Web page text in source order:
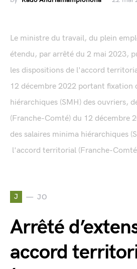
Le ministre du travail, du plein
étendu, par arrêté du 2 mai 2023,
les dispositions de l'accord
12 décembre 2022 portant fixation
hiérarchiques (SMH) des ouvriers,
(Franche-Comté) du 12 décembre
des salaires minima hiérarchiques
l'accord territorial (Franche-
J JO
Arrêté
accord